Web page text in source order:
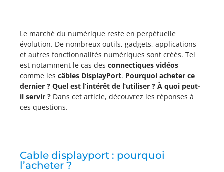
Le marché du numérique reste en perpétuelle
évolution. De nombreux outils, gadgets, applications
et autres fonctionnalités numériques sont créés. Tel
est notamment le cas des connectiques vidéos
comme les câbles DisplayPort. Pourquoi acheter ce
dernier ? Quel est l’intérêt de l’utiliser ? À quoi peut-
il servir ? Dans cet article, découvrez les réponses à
ces questions.
Cable displayport : pourquoi
l’acheter ?